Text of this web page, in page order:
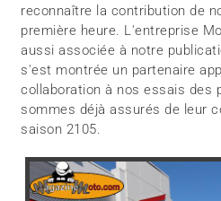
reconnaître la contribution de
première heure. L'entreprise
aussi associée à notre
s'est montrée un partenaire
collaboration à nos essais des
sommes déjà assurés de leur
saison 2105.